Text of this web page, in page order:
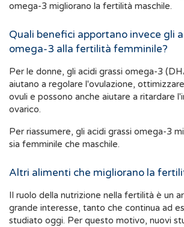
omega-3 migliorano la fertilità maschile.
Quali benefici apportano invece gli
omega-3 alla fertilità femminile?
Per le donne, gli acidi grassi omega-3
aiutano a regolare l'ovulazione,
ovuli e possono anche aiutare a ritardare
ovarico.
Per riassumere, gli acidi grassi omega-3
sia femminile che maschile.
Altri alimenti che migliorano la
Il ruolo della nutrizione nella fertilità è un
grande interesse, tanto che continua ad
studiato oggi. Per questo motivo, nuovi